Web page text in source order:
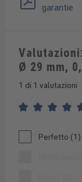
garantie
Ø 29 mm,
1 di 1 valutazioni
Perfetto (1)